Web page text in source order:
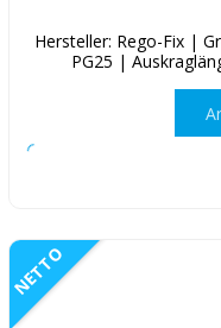
Hersteller: Rego-Fix |
PG25 |
NETTO